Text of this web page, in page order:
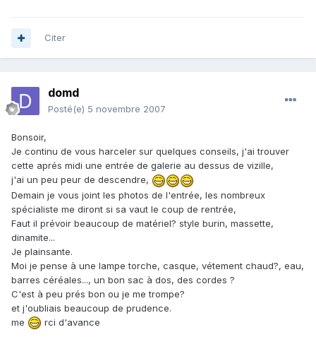
Citer
domd
Posté(e) 5 novembre 2007
Bonsoir,
Je continu de vous harceler sur quelques conseils, j'ai trouver
cette aprés midi une entrée de galerie au dessus de vizille,
j'ai un peu peur de descendre,
Demain je vous joint les photos de l'entrée, les nombreux
spécialiste me diront si sa vaut le coup de rentrée,
Faut il prévoir beaucoup de matériel? style burin, massette,
dinamite...
Je plainsante.
Moi je pense à une lampe torche, casque, vétement chaud?, eau,
barres céréales..., un bon sac à dos, des cordes ?
C'est à peu prés bon ou je me trompe?
et j'oubliais beaucoup de prudence.
me
rci d'avance